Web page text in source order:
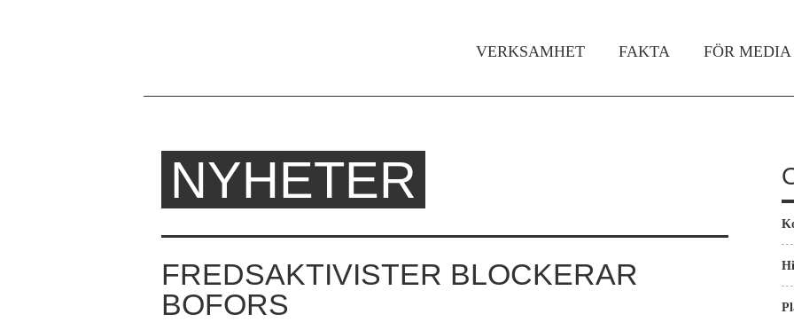
Huvudmeny
VERKSAMHET FAKTA FÖR MEDIA
Du
är
Hem
›
›
Nyheter
NYHETER
FREDSAKTIVISTER BLOCKERAR
BOFORS